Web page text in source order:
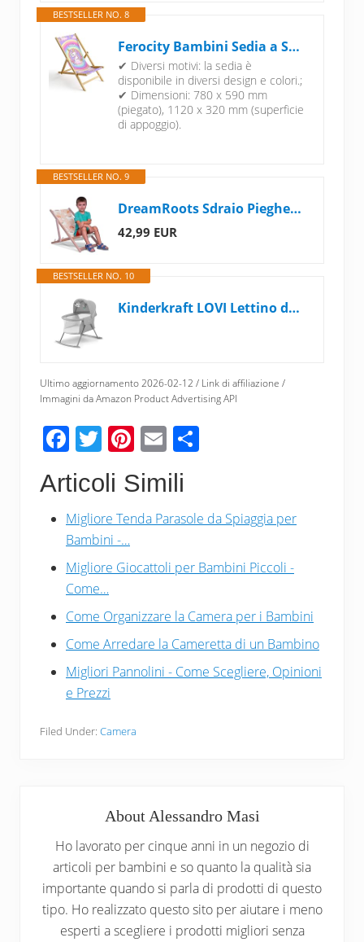
BESTSELLER NO. 8
Ferocity Bambini Sedia a Sdraio Pieghevole in Legno Lettino da Giardino Poltrona Relax con Rivestimento Intercambiabile Motivo Unicorn [119]
✔ Diversi motivi: la sedia è
disponibile in diversi design e colori.;
✔ Dimensioni: 780 x 590 mm
(piegato), 1120 x 320 mm (superficie
di appoggio).
BESTSELLER NO. 9
DreamRoots Sdraio Pieghevole Bambini 130kg - Sedia Pieghevole - Sdraio Legno Di Faggio - Sediolina Mare Bambini 100% poliestere 220 g/m2
42,99 EUR
BESTSELLER NO. 10
Kinderkraft LOVI Lettino da Campeggio, Culla a Dondolo, Cappottina, Materasso, Pieghevole, per Neonati, 0-9 Kg, Grigio
Ultimo aggiornamento 2026-02-12 / Link di affiliazione /
Immagini da Amazon Product Advertising API
F
ac
e
b
o
o
k
T
wi
tt
er
Pi
nt
er
e
E
m
ail
di
di
Articoli Simili
Migliore Tenda Parasole da Spiaggia per
Bambini -…
Migliore Giocattoli per Bambini Piccoli -
Come…
Come Organizzare la Camera per i Bambini
Come Arredare la Cameretta di un Bambino
Migliori Pannolini - Come Scegliere, Opinioni
e Prezzi
Filed Under: Camera
About Alessandro Masi
Ho lavorato per cinque anni in un negozio di
articoli per bambini e so quanto la qualità sia
importante quando si parla di prodotti di questo
tipo. Ho realizzato questo sito per aiutare i meno
esperti a scegliere i prodotti migliori senza